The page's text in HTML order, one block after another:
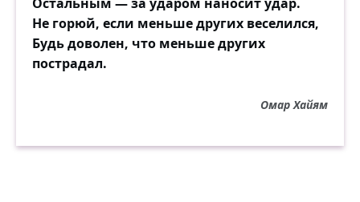
Не горюй, если меньше других веселился,
Будь доволен, что меньше других
пострадал.
Омар Хайям